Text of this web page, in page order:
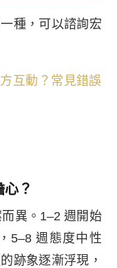
種，可以諮詢宏
互動？常見錯誤
？
異。1–2 週開始
5–8 週態度中性
跡象逐漸浮現，